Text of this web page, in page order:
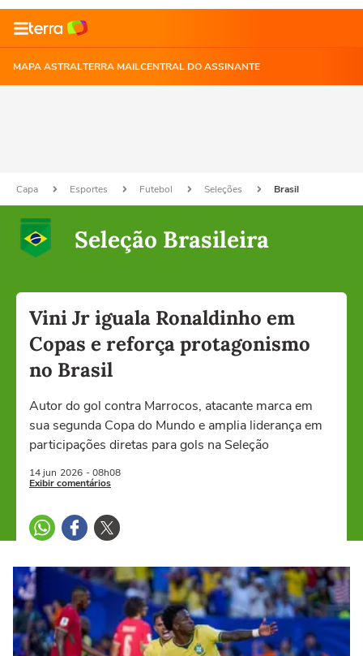
MAPA ASTRALTERRA MAILCENTRAL DO ASSINANTE
Capa Esportes Futebol Seleções Brasil
Seleção Brasileira
Vini Jr iguala Ronaldinho em
Copas e reforça protagonismo
no Brasil
Autor do gol contra Marrocos, atacante marca em
sua segunda Copa do Mundo e amplia liderança em
participações diretas para gols na Seleção
14 jun 2026 - 08h08
Exibir comentários